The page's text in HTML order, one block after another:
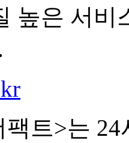
높은 서
팩트>는